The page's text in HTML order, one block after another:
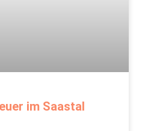
im Saastal